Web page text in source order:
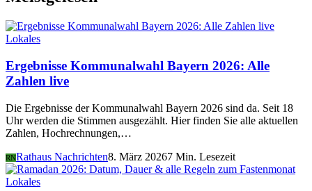
Lokales
Ergebnisse Kommunalwahl Bayern 2026: Alle
Zahlen live
Die Ergebnisse der Kommunalwahl Bayern 2026 sind da. Seit 18
Uhr werden die Stimmen ausgezählt. Hier finden Sie alle aktuellen
Zahlen, Hochrechnungen,…
RNRathaus Nachrichten8. März 20267 Min. Lesezeit
Lokales